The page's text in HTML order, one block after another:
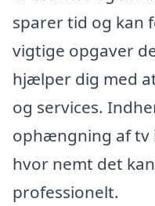
sparer tid og kan
vigtige opgaver
hjælper dig med
og services.
ophængning af tv
hvor nemt det
professionelt.